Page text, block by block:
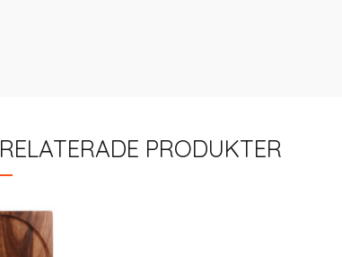
RELATERADE PRODUKTER